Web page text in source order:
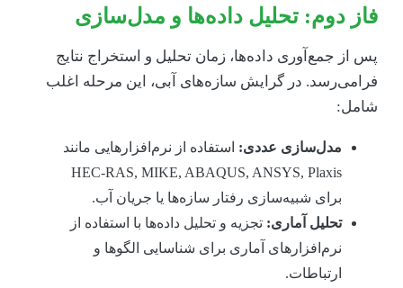
دوم: تحلیل داده‌ها و مدل‌سازی
از جمع‌آوری داده‌ها، زمان تحلیل و استخراج نتایج
در گرایش سازه‌های آبی، این مرحله اغلب
مدل‌سازی عددی:استفاده از نرم‌افزارهایی مانند
HEC-RAS, MIKE, ABAQUS, ANSYS, Plaxis
برای شبیه‌سازی رفتار سازه‌ها یا جریان آب.
تحلیل آماری:تجزیه و تحلیل داده‌ها با استفاده از
نرم‌افزارهای آماری برای شناسایی الگوها و
ارتباطات.